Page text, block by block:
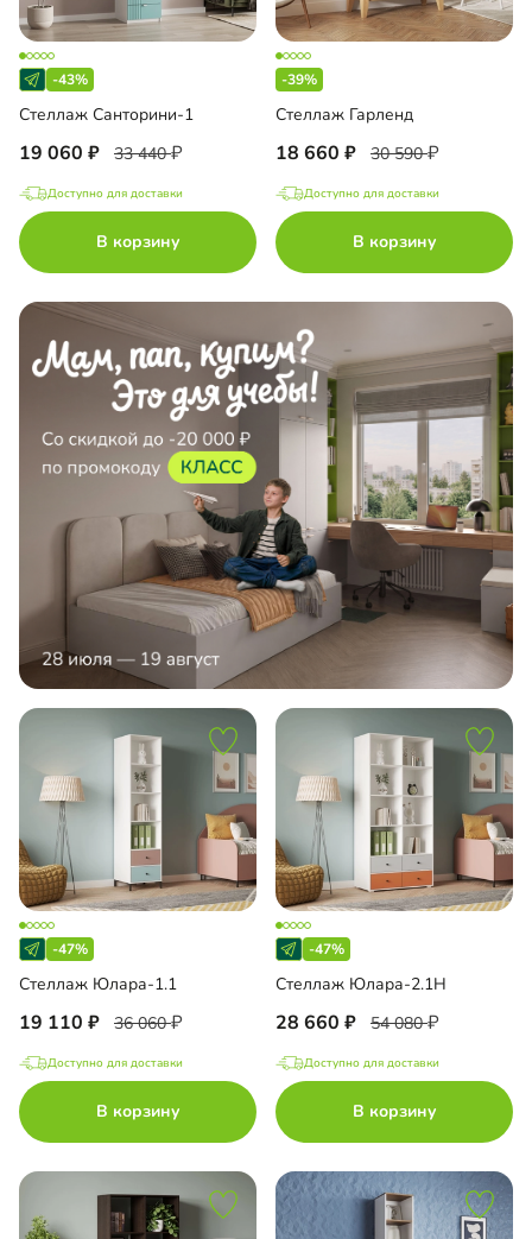
-43%
Стеллаж Санторини-1
19 060 33 440
Доступно для доставки
В корзину
-39%
Стеллаж Гарленд
18 660 30 590
Доступно для доставки
В корзину
-47%
Стеллаж Юлара-1.1
19 110 36 060
Доступно для доставки
В корзину
-47%
Стеллаж Юлара-2.1Н
28 660 54 080
Доступно для доставки
В корзину